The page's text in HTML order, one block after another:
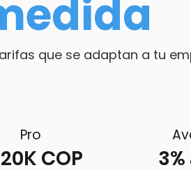
que se adaptan a tu
COP
Pro
3%